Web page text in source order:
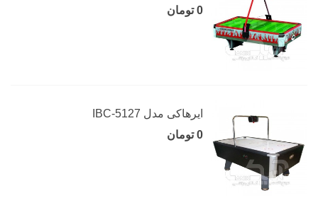
0 تومان
ایرهاکی مدل IBC-5127
0 تومان